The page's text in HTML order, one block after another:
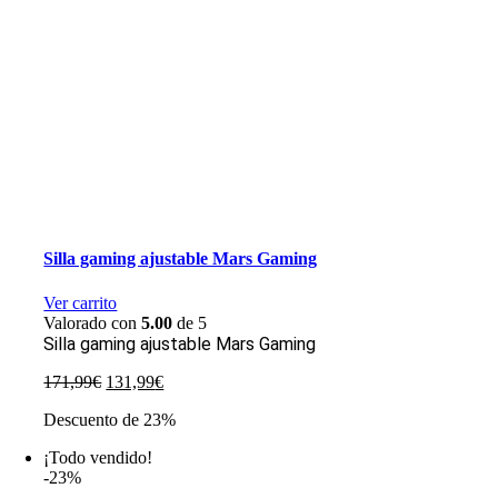
Silla gaming ajustable Mars Gaming
Ver carrito
Valorado con5.00 de 5
Silla gaming ajustable Mars Gaming
171,99€ El
original
171,99€.
131,99€El
actual
Descuento de 23%
¡Todo vendido!
-23%